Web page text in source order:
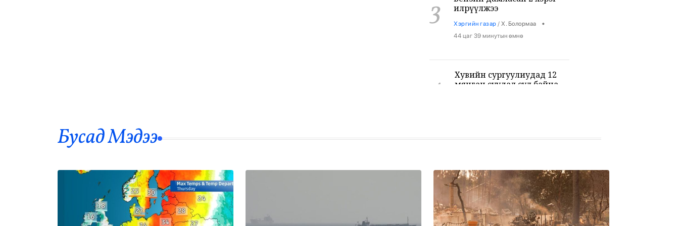
3
илрүүлжээ
Хэргийн газар / Х. Болормаа •
44 цаг 39 минутын өмнө
4
Хувийн сургуулиудад 12
мянган суудал сул байна
5 Дэлхий/Х. Болормаа •
46 цаг 5 минутын өмнө
Бусад Mэдээ